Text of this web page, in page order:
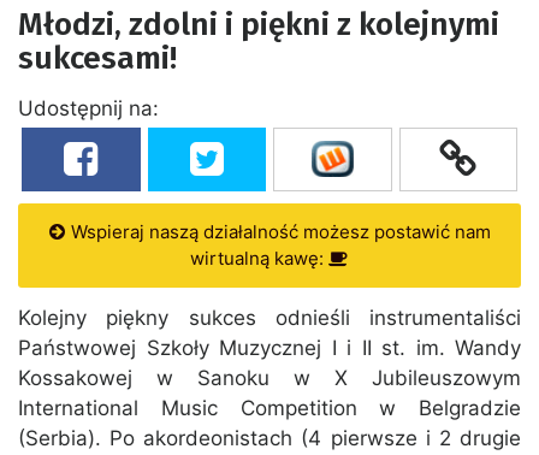
Młodzi, zdolni i piękni z kolejnymi
sukcesami!
Udostępnij na:
Wspieraj naszą działalność możesz postawić nam
wirtualną kawę:
Kolejny piękny sukces odnieśli instrumentaliści
Państwowej Szkoły Muzycznej I i II st. im. Wandy
Kossakowej w Sanoku w X Jubileuszowym
International Music Competition w Belgradzie
(Serbia). Po akordeonistach (4 pierwsze i 2 drugie